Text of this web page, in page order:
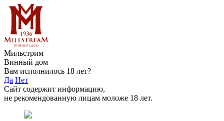
Мильстрим
Винный дом
Вам исполнилось 18 лет?
Да Нет
Сайт содержит информацию,
не рекомендованную лицам моложе 18 лет.